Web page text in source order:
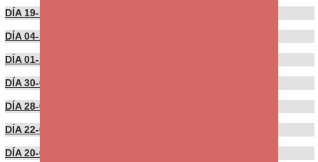
DÍA 19-10-2021
DÍA 04-10-2021
DÍA 01-10-2021
DÍA 30-09-2021
DÍA 28-09-2021
DÍA 22-09-2021
DÍA 20-09-2021